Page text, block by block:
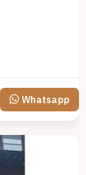
Whatsapp